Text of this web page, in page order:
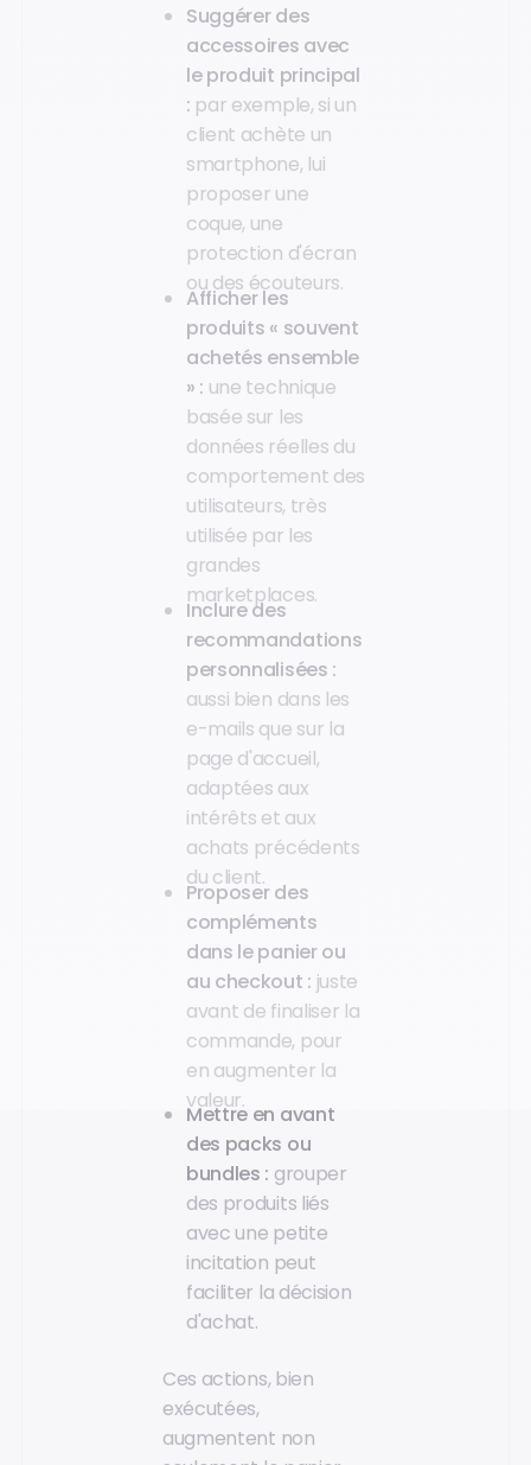
Suggérer des
accessoires avec
le produit principal
: par exemple, si un
client achète un
smartphone, lui
proposer une
coque, une
protection d'écran
ou des écouteurs.
Afficher les
produits « souvent
achetés ensemble
» : une technique
basée sur les
données réelles du
comportement des
utilisateurs, très
utilisée par les
grandes
marketplaces.
Inclure des
recommandations
personnalisées :
aussi bien dans les
e-mails que sur la
page d'accueil,
adaptées aux
intérêts et aux
achats précédents
du client.
Proposer des
compléments
dans le panier ou
au checkout : juste
avant de finaliser la
commande, pour
en augmenter la
valeur.
Mettre en avant
des packs ou
bundles : grouper
des produits liés
avec une petite
incitation peut
faciliter la décision
d'achat.
Ces actions, bien
exécutées,
augmentent non